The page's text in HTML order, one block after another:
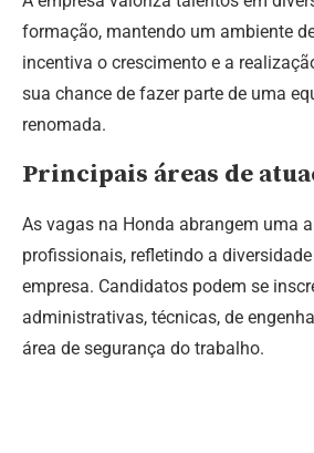
formação, mantendo um ambiente
incentiva o crescimento e a
sua chance de fazer parte de uma
renomada.
Principais áreas de
As vagas na Honda abrangem uma
profissionais, refletindo a
empresa. Candidatos podem se
administrativas, técnicas, de
área de segurança do trabalho.